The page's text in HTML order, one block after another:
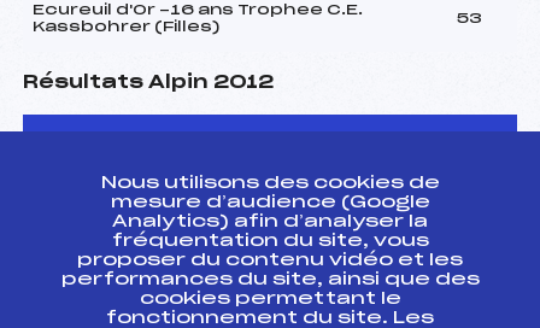
Ecureuil d'Or -16 ans Trophee C.E.
Kassbohrer (Filles)
53
Résultats Alpin 2012
ANAF0234.FFS
17ème Chpt de
France Minimes
Ecureuils d'Or Filles
FFS
ANAF0233.FFS
17ème Chpt de
France Minimes
Ecureuils d'Or Filles
Nous utilisons des cookies de
mesure d’audience (Google
Analytics) afin d’analyser la
fréquentation du site, vous
proposer du contenu vidéo et les
performances du site, ainsi que des
cookies permettant le
fonctionnement du site. Les